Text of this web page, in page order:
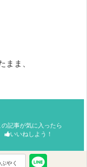
ま、
の記事が気に入ったら
いいねしよう！
やく